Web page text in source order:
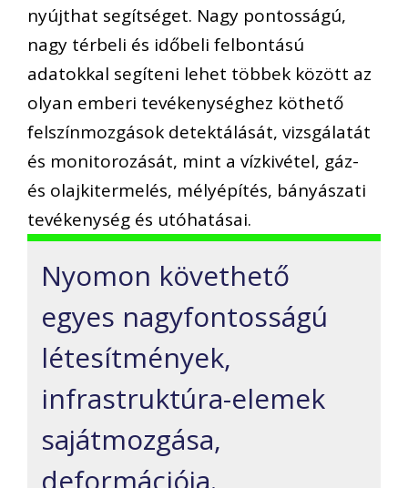
nyújthat segítséget. Nagy pontosságú,
nagy térbeli és időbeli felbontású
adatokkal segíteni lehet többek között az
olyan emberi tevékenységhez köthető
felszínmozgások detektálását, vizsgálatát
és monitorozását, mint a vízkivétel, gáz-
és olajkitermelés, mélyépítés, bányászati
tevékenység és utóhatásai.
Nyomon követhető
egyes nagyfontosságú
létesítmények,
infrastruktúra-elemek
sajátmozgása,